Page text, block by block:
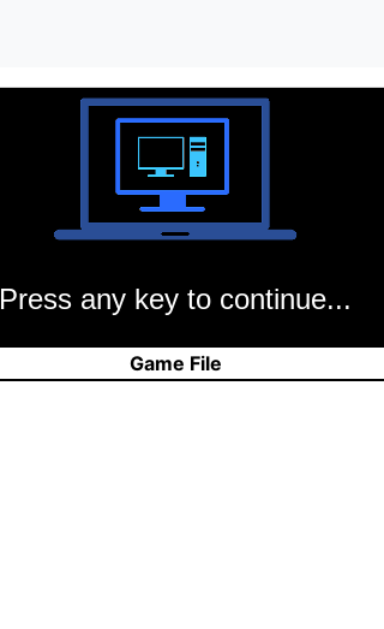
Press any key to continue...
Game File